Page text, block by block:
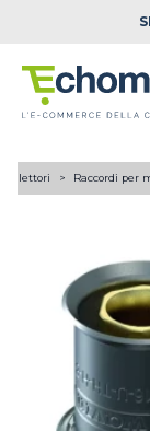
collettori Raccordi per